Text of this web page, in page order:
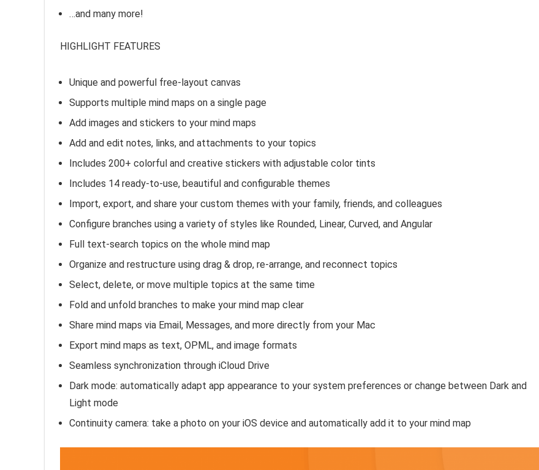
…and many more!
HIGHLIGHT FEATURES
Unique and powerful free-layout canvas
Supports multiple mind maps on a single page
Add images and stickers to your mind maps
Add and edit notes, links, and attachments to your topics
Includes 200+ colorful and creative stickers with adjustable color tints
Includes 14 ready-to-use, beautiful and configurable themes
Import, export, and share your custom themes with your family, friends, and colleagues
Configure branches using a variety of styles like Rounded, Linear, Curved, and Angular
Full text-search topics on the whole mind map
Organize and restructure using drag & drop, re-arrange, and reconnect topics
Select, delete, or move multiple topics at the same time
Fold and unfold branches to make your mind map clear
Share mind maps via Email, Messages, and more directly from your Mac
Export mind maps as text, OPML, and image formats
Seamless synchronization through iCloud Drive
Dark mode: automatically adapt app appearance to your system preferences or change between Dark and
Light mode
Continuity camera: take a photo on your iOS device and automatically add it to your mind map